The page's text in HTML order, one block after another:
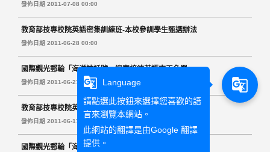
發佈日期 2011-07-08 00:00
教育部技專校院英語密集訓練班-本校參訓學生甄選辦法
發佈日期 2011-06-28 00:00
國際觀光郵輪「海洋神話號」迎賓接待英語志工名單
發佈日期 2011-06-27 00:00
教育部技專校院英語密集訓練班TA 錄取名單
發佈日期 2011-06-17 00:00
國際觀光郵輪「海洋神話號」迎賓接待英語志工
g_translate
Language
請點選此按鈕來選擇您喜歡的語
言來瀏覽本網站。
此網站的翻譯是由Google 翻譯
提供。
g_translate